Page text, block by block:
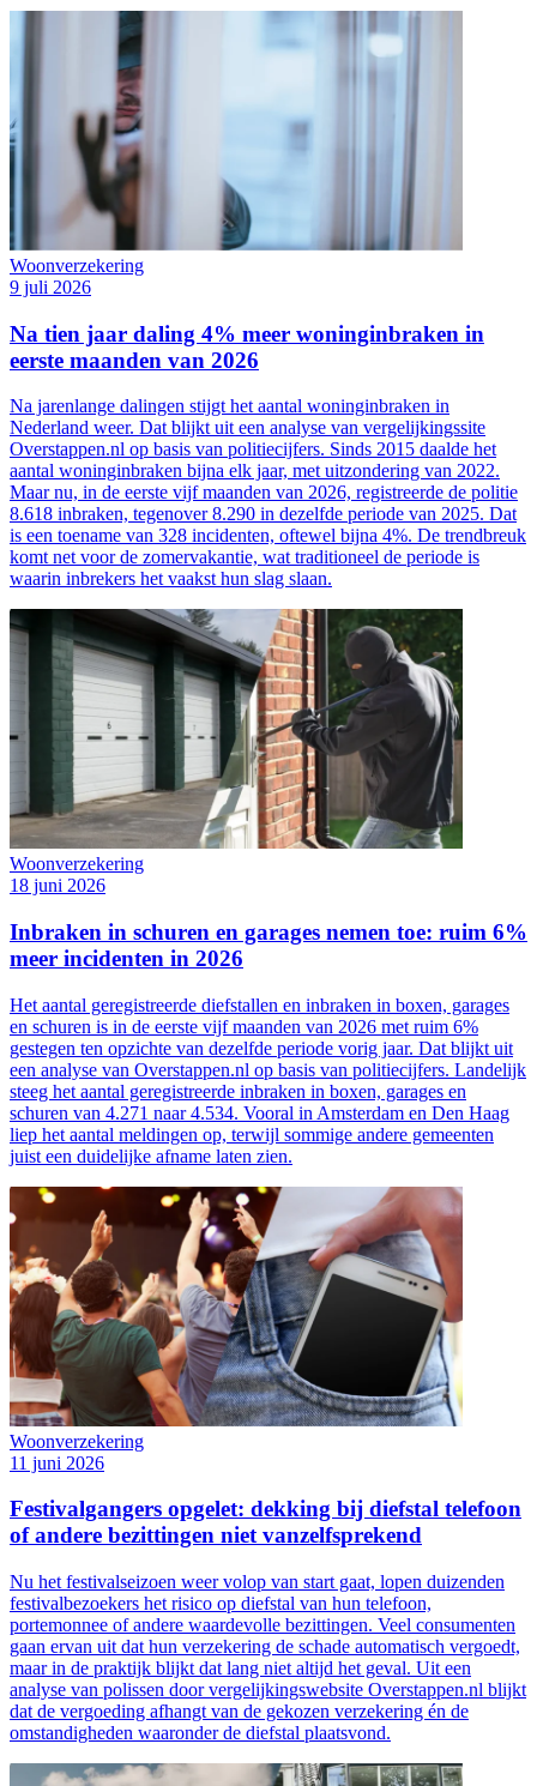
Woonverzekering
9 juli 2026
Na tien jaar daling 4% meer woninginbraken in
eerste maanden van 2026
Na jarenlange dalingen stijgt het aantal woninginbraken in
Nederland weer. Dat blijkt uit een analyse van vergelijkingssite
Overstappen.nl op basis van politiecijfers. Sinds 2015 daalde het
aantal woninginbraken bijna elk jaar, met uitzondering van 2022.
Maar nu, in de eerste vijf maanden van 2026, registreerde de politie
8.618 inbraken, tegenover 8.290 in dezelfde periode van 2025. Dat
is een toename van 328 incidenten, oftewel bijna 4%. De trendbreuk
komt net voor de zomervakantie, wat traditioneel de periode is
waarin inbrekers het vaakst hun slag slaan.
Woonverzekering
18 juni 2026
Inbraken in schuren en garages nemen toe: ruim 6%
meer incidenten in 2026
Het aantal geregistreerde diefstallen en inbraken in boxen, garages
en schuren is in de eerste vijf maanden van 2026 met ruim 6%
gestegen ten opzichte van dezelfde periode vorig jaar. Dat blijkt uit
een analyse van Overstappen.nl op basis van politiecijfers. Landelijk
steeg het aantal geregistreerde inbraken in boxen, garages en
schuren van 4.271 naar 4.534. Vooral in Amsterdam en Den Haag
liep het aantal meldingen op, terwijl sommige andere gemeenten
juist een duidelijke afname laten zien.
Woonverzekering
11 juni 2026
Festivalgangers opgelet: dekking bij diefstal telefoon
of andere bezittingen niet vanzelfsprekend
Nu het festivalseizoen weer volop van start gaat, lopen duizenden
festivalbezoekers het risico op diefstal van hun telefoon,
portemonnee of andere waardevolle bezittingen. Veel consumenten
gaan ervan uit dat hun verzekering de schade automatisch vergoedt,
maar in de praktijk blijkt dat lang niet altijd het geval. Uit een
analyse van polissen door vergelijkingswebsite Overstappen.nl blijkt
dat de vergoeding afhangt van de gekozen verzekering én de
omstandigheden waaronder de diefstal plaatsvond.